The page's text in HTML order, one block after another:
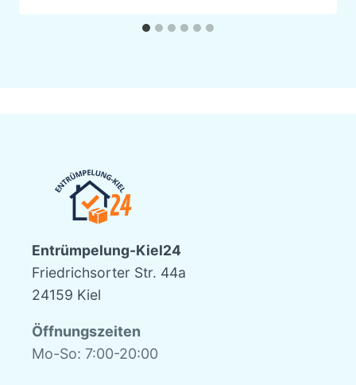
Entrümpelung-Kiel24
Friedrichsorter Str. 44a
24159 Kiel
Öffnungszeiten
Mo-So: 7:00-20:00